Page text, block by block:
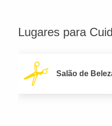
Lugares para
Salão de